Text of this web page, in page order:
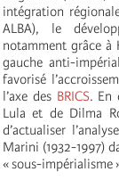
intégration
ALBA), le
notamment grâce à
gauche anti-
favorisé
l’axe des BRICS. En
Lula et de Dilma
d’actualiser
Marini (1932-1997)
« sous-impérialisme